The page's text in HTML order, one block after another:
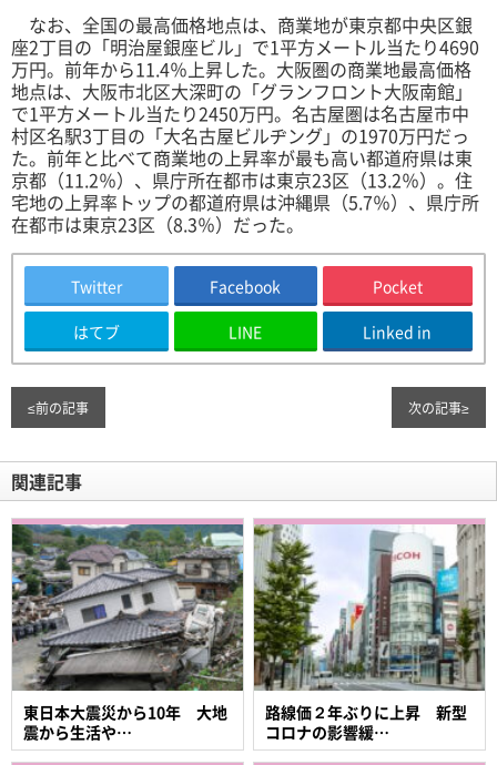
なお、全国の最高価格地点は、商業地が東京都中央区銀
座2丁目の「明治屋銀座ビル」で1平方メートル当たり4690
万円。前年から11.4％上昇した。大阪圏の商業地最高価格
地点は、大阪市北区大深町の「グランフロント大阪南館」
で1平方メートル当たり2450万円。名古屋圏は名古屋市中
村区名駅3丁目の「大名古屋ビルヂング」の1970万円だっ
た。前年と比べて商業地の上昇率が最も高い都道府県は東
京都（11.2％）、県庁所在都市は東京23区（13.2％）。住
宅地の上昇率トップの都道府県は沖縄県（5.7％）、県庁所
在都市は東京23区（8.3％）だった。
Twitter Facebook Pocket
はてブ LINE Linked in
≤前の記事 次の記事≥
関連記事
路線価２年ぶりに上昇 新型
コロナの影響緩…
東日本大震災から10年 大地
震から生活や…